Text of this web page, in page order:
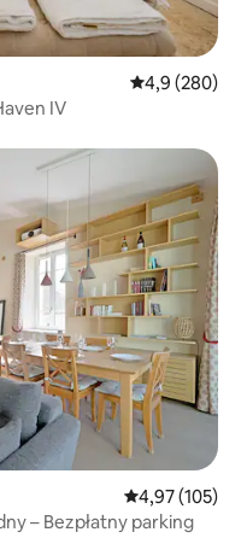
Średnia
4,9 (280)
IV
Średnia
4,97 (105)
– Bezpłatny parking